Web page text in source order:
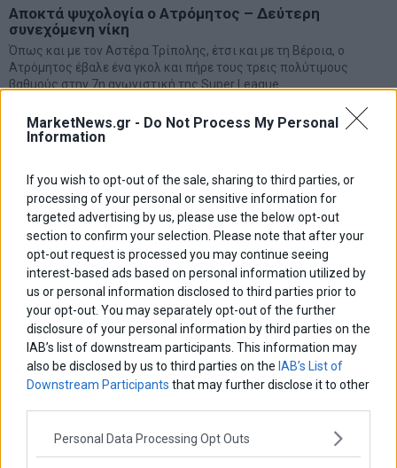
MarketNews.gr - Do Not Process My Personal
Information
If you wish to opt-out of the sale, sharing to third parties, or
processing of your personal or sensitive information for
targeted advertising by us, please use the below opt-out
section to confirm your selection. Please note that after your
opt-out request is processed you may continue seeing
interest-based ads based on personal information utilized by
us or personal information disclosed to third parties prior to
your opt-out. You may separately opt-out of the further
disclosure of your personal information by third parties on the
IAB’s list of downstream participants. This information may
also be disclosed by us to third parties on the IAB’s List of
Downstream Participants that may further disclose it to other
Personal Data Processing Opt Outs
Αποκτά ψυχολογία ο Ατρόμητος – Δεύτερη
συνεχόμενη νίκη
Όπως και με τον Αστέρα Τρίπολης, έτσι και με τη Βέροια, ο
Ατρόμητος έβαλε ένα γκολ και πήρε τους τρεις πολύτιμους
βαθμούς στην 7η αγωνιστική της Super League.
ΑΡΘΡΟΓΡΑΦΟΙ
Ελευθερία Κούρταλη
Οι «τιμωροί» των ομολόγων επέστρεψαν
Εύη Φραγκάκη
Η αληθινή παιδεία ξεκινά από την ψυχή…
Σταματίνα Σταματάκου
Η βία κατά των ζώων δεν αντέχει βολικές ερμηνείες